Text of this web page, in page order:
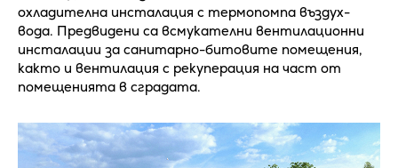
охладителна инсталация с термопомпа въздух-
вода. Предвидени са всмукателни вентилационни
инсталации за санитарно-битовите помещения,
както и вентилация с рекуперация на част от
помещенията в сградата.